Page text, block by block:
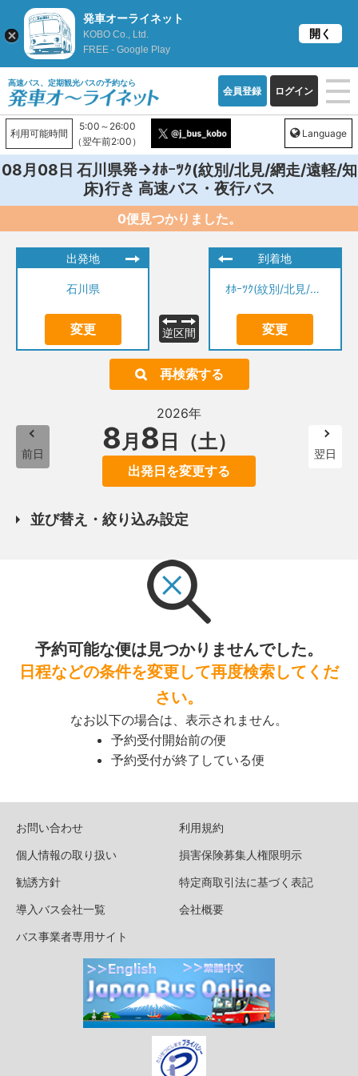
高速バス、定期観光バスの予約なら
会員登録 ログイン
利用可能時間
5:00～26:00
（翌午前2:00）
Language
08月08日 石川県発→ｵﾎｰﾂｸ(紋別/北見/網走/遠軽/知
床)行き 高速バス・夜行バス
0便見つかりました。
出発地
石川県
変更 逆区間
到着地
ｵﾎｰﾂｸ(紋別/北見/網走/遠軽/知床)
変更
再検索する
前日
2026年
8月 8 日（土）
出発日を変更する
翌日
並び替え・絞り込み設定
予約可能な便は見つかりませんでした。
日程などの条件を変更して再度検索してくだ
さい。
なお以下の場合は、表示されません。
予約受付開始前の便
予約受付が終了している便
お問い合わせ
利用規約
個人情報の取り扱い
損害保険募集人権限明示
勧誘方針
特定商取引法に基づく表記
導入バス会社一覧
会社概要
バス事業者専用サイト
発車オーライネット
KOBO Co., Ltd.
FREE - Google Play
開く